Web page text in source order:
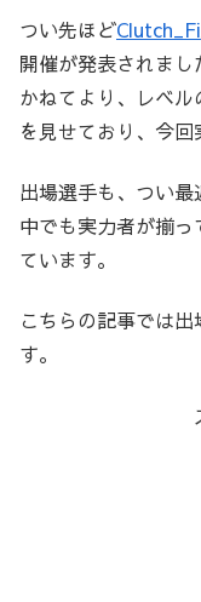
つい先ほどClutch_Fi
開催が発表されまし
かねてより、レベ
を見せており、今回
出場選手も、つい
中でも実力者が揃
ています。
こちらの記事では
す。